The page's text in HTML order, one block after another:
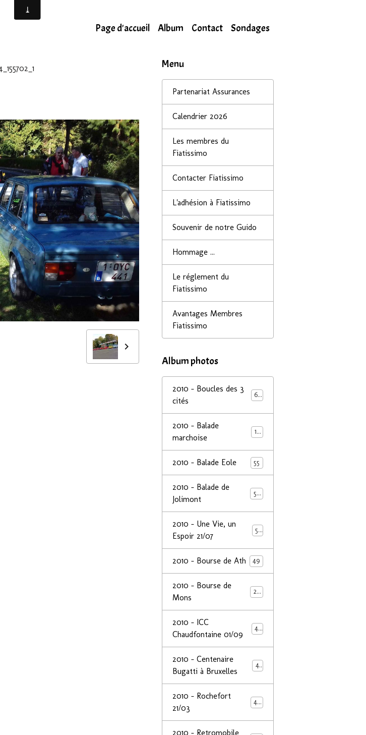
Page d'accueil Album Contact Sondages
Menu
Partenariat Assurances
Calendrier 2026
Les membres du
Fiatissimo
Contacter Fiatissimo
L'adhésion à Fiatissimo
Souvenir de notre Guido
Hommage ...
Le réglement du
Fiatissimo
Avantages Membres
Fiatissimo
Album photos
2010 - Boucles des 3
cités
68
2010 - Balade
marchoise
14
2010 - Balade Eole 55
2010 - Balade de
Jolimont
50
2010 - Une Vie, un
Espoir 21/07
53
2010 - Bourse de Ath 49
2010 - Bourse de
Mons
29
2010 - ICC
Chaudfontaine 01/09
44
2010 - Centenaire
Bugatti à Bruxelles
44
2010 - Rochefort
21/03
47
2010 - Retromobile